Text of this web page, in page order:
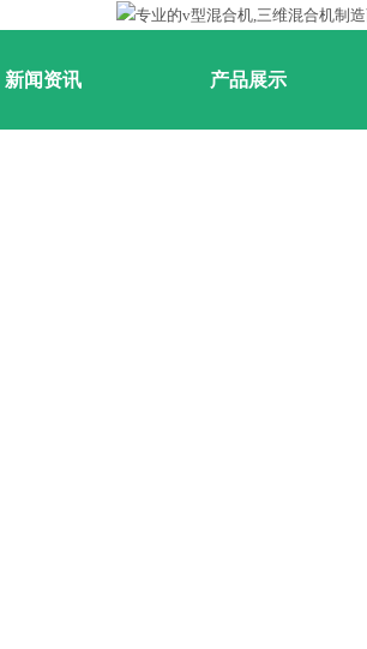
新闻资讯 产品展示